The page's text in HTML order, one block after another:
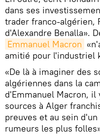
dans ses
trader franco-algérien,
d'Alexandre Benalla».
Emmanuel Macron
amitié pour l'industriel
«De là à imaginer des
algériennes dans la
d'Emmanuel Macron, il
sources à Alger
preuves et au sein
rumeurs les plus